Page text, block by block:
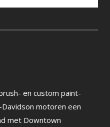
en custom paint-
motoren een
met Downtown